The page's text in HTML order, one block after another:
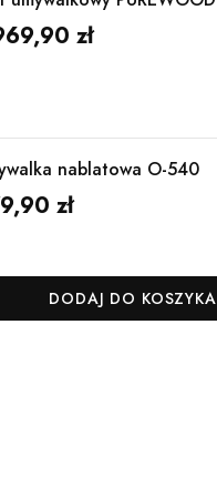
zł
nablatowa O-540
zł
DODAJ DO KOSZYKA